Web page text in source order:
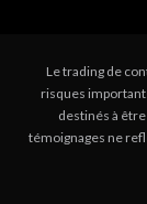
Le trading de
risques
destinés à
témoignages ne